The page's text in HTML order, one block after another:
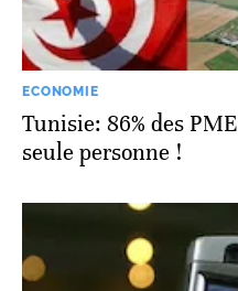
ECONOMIE
Tunisie: 86% des
seule personne !